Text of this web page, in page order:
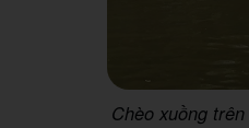
Chèo xuồng